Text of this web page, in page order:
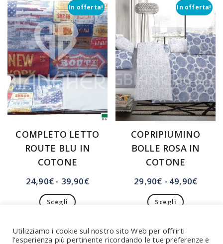
Le
opzioni
possono
essere
scelte
nella
pagina
del
prodotto
varianti.
Le
opzioni
possono
essere
scelte
nella
pagina
del
prodotto
In offerta!
COMPLETO LETTO
ROUTE BLU IN
COTONE
24,90€ - 39,90€Fascia
24,90€
a
Scegli
ha
In offerta!
COPRIPIUMINO
BOLLE ROSA IN
COTONE
29,90€ - 49,90€Fascia
a
Scegli
ha
Utilizziamo i cookie sul nostro sito Web per offrirti
l'esperienza più pertinente ricordando le tue preferenze e